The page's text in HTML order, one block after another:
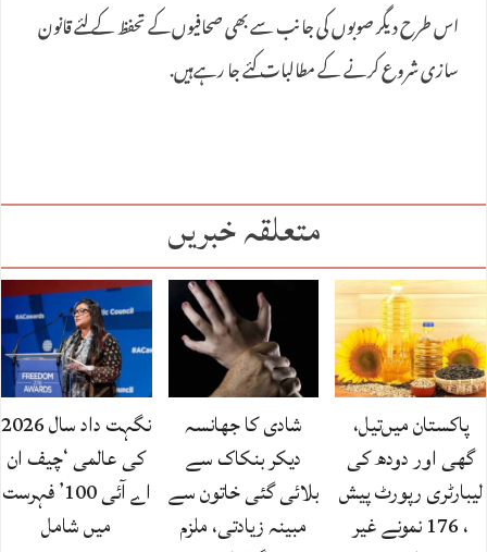
اس طرح دیگر صوبوں کی جانب سے بھی صحافیوں‌کے تحفظ کے لئے قانون
سازی شروع کرنے کے مطالبات کئے جا رہےہیں.
متعلقہ خبریں
پاکستان میں‌تیل،
گھی اور دودھ کی
لیبارٹری رپورٹ پیش
، 176 نمونے غیر
شادی کا جھانسہ
دیکر بنکاک سے
بلائی گئی خاتون سے
مبینہ زیادتی، ملزم
نگہت داد سال 2026
کی عالمی ‘چیف ان
اے آئی 100’ فہرست
میں شامل